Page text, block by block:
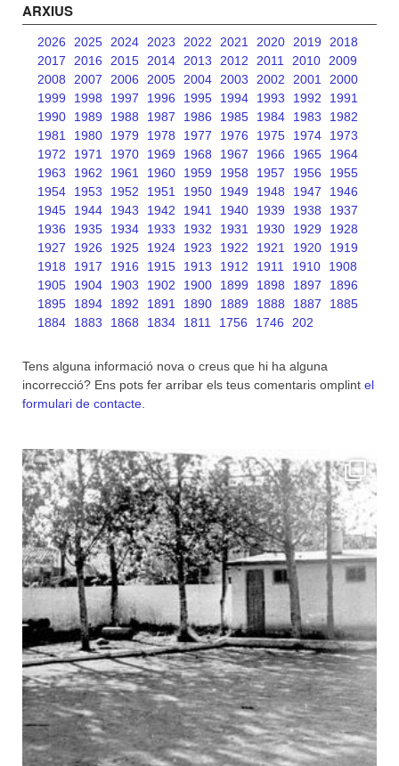
ARXIUS
2026 2025 2024 2023 2022 2021 2020 2019
2018
2017
2016 2015 2014 2013 2012 2011 2010 2009
2008
2007 2006 2005 2004 2003 2002 2001
2000
1999
1998 1997 1996 1995 1994 1993 1992
1991
1990
1989 1988 1987 1986 1985 1984 1983
1982
1981
1980 1979 1978 1977 1976 1975 1974
1973
1972
1971 1970 1969 1968 1967 1966 1965
1964
1963
1962 1961 1960 1959 1958 1957 1956
1955
1954
1953 1952 1951 1950 1949 1948 1947
1946
1945
1944 1943 1942 1941 1940 1939 1938
1937
1936
1935 1934 1933 1932 1931 1930 1929
1928
1927
1926 1925 1924 1923 1922 1921 1920
1919
1918
1917 1916 1915 1913 1912 1911 1910
1908
1905
1904 1903 1902 1900 1899 1898 1897
1896
1895
1894 1892 1891 1890 1889 1888 1887
1885
1884
1883 1868 1834 1811 1756 1746 202
Tens alguna informació nova o creus que hi ha alguna
incorrecció? Ens pots fer arribar els teus comentaris omplint el
formulari de contacte.